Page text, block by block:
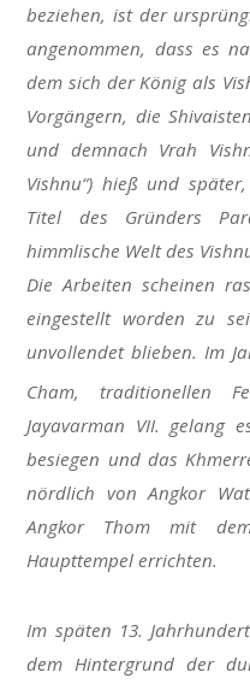
beziehen, ist der
angenommen, dass es
dem sich der König als
Vorgängern, die
und demnach Vrah
Vishnu“) hieß und
Titel des Gründers
himmlische Welt des
Die Arbeiten scheinen
eingestellt worden zu
unvollendet blieben. Im
Cham, traditionellen
Jayavarman VII. gelang
besiegen und das
nördlich von Angkor
Angkor Thom mit
Haupttempel errichten.
Im späten 13.
dem Hintergrund der